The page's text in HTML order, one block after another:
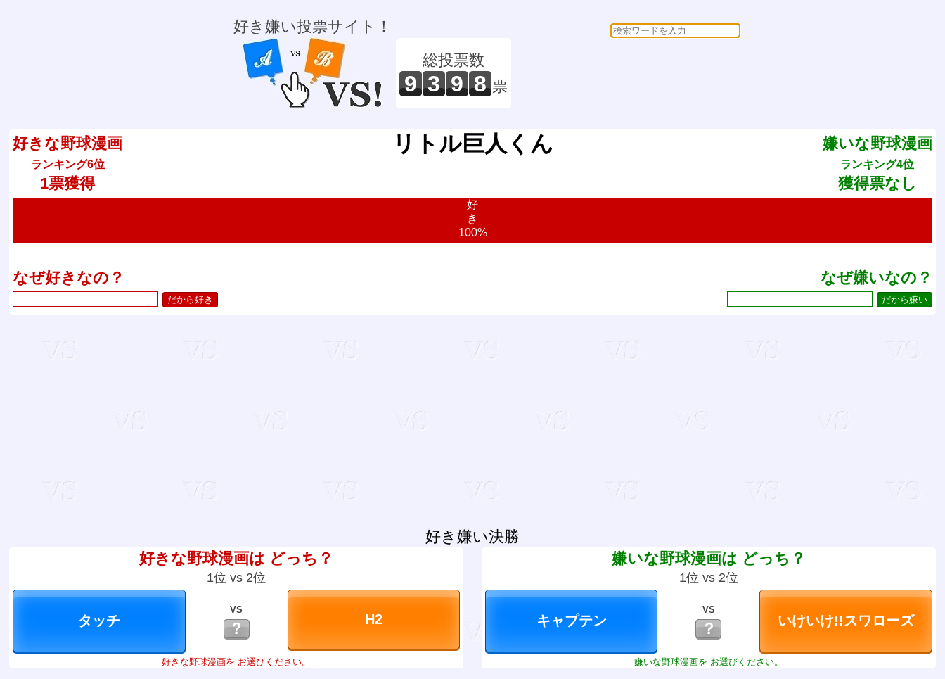
好き嫌い投票サイト！
総投票数
9 3 9 8 票
好きな野球漫画
ランキング6位
1票獲得
嫌いな野球漫画
ランキング4位
獲得票なし
リトル巨人くん
好
き
100%
なぜ好きなの？ なぜ嫌いなの？
好き嫌い決勝
好きな野球漫画は どっち？
1位 vs 2位
VS
？
好きな野球漫画を お選びください。
嫌いな野球漫画は どっち？
1位 vs 2位
VS
？
嫌いな野球漫画を お選びください。